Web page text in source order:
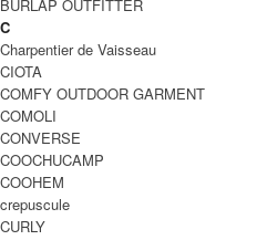
ACCESSARY
/ ア
LEG WEAR
HAND WEAR
/ 手
/
BURLAP OUTFITTER
C
Charpentier de Vaisseau
CIOTA
COMFY OUTDOOR GARMENT
COMOLI
CONVERSE
COOCHUCAMP
COOHEM
crepuscule
CURLY